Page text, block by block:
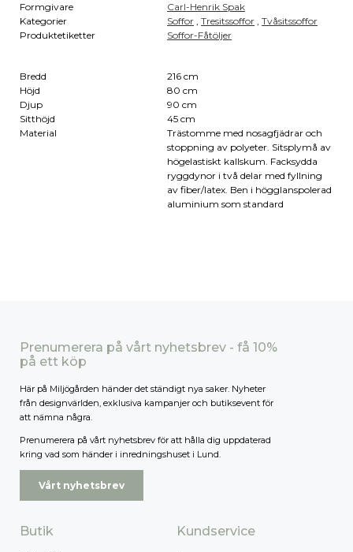
Formgivare
Carl-Henrik Spak
Kategorier
Soffor ,Tresitssoffor ,Tvåsitssoffor
Produktetiketter
Soffor-Fåtöljer
Bredd
216 cm
Höjd
80 cm
Djup
90 cm
Sitthöjd
45 cm
Material
Trästomme med nosagfjädrar och
stoppning av polyeter. Sitsplymå av
högelastiskt kallskum. Facksydda
ryggdynor i två delar med fyllning
av fiber/latex. Ben i högglanspolerad
aluminium som standard
Prenumerera på vårt nyhetsbrev - få 10%
på ett köp
Här på Miljögården händer det ständigt nya saker. Nyheter
från designvärlden, exklusiva kampanjer och butiksevent för
att nämna några.
Prenumerera på vårt nyhetsbrev för att hålla dig uppdaterad
kring vad som händer i inredningshuset i Lund.
Vårt nyhetsbrev
Butik Kundservice